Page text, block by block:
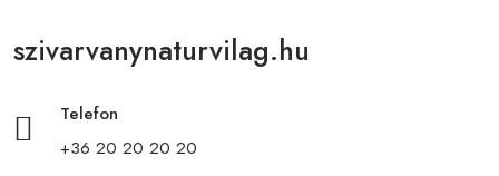
szivarvanynaturvilag.hu
Telefon
+36 20 20 20 20